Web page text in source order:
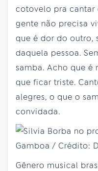
cotovelo pra cantar
gente não precisa
que é dor do outro,
daquela pessoa.
samba. Acho que é
que ficar triste.
alegres, o que o
convidada.
Gênero musical